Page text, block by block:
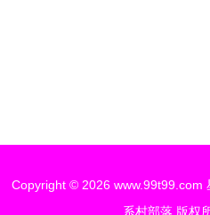
Copyright © 2026 www.99t99.com
系村部落 版权